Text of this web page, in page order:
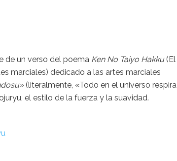
de un verso del poema Ken No Taiyo Hakku(El
marciales) dedicado a las artes marciales
(literalmente, «Todo en el universo respira
el estilo de la fuerza y la suavidad.